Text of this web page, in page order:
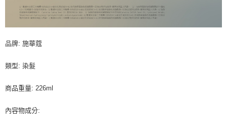
品牌: 施華蔻
類型: 染髮
商品重量: 226ml
內容物成分: